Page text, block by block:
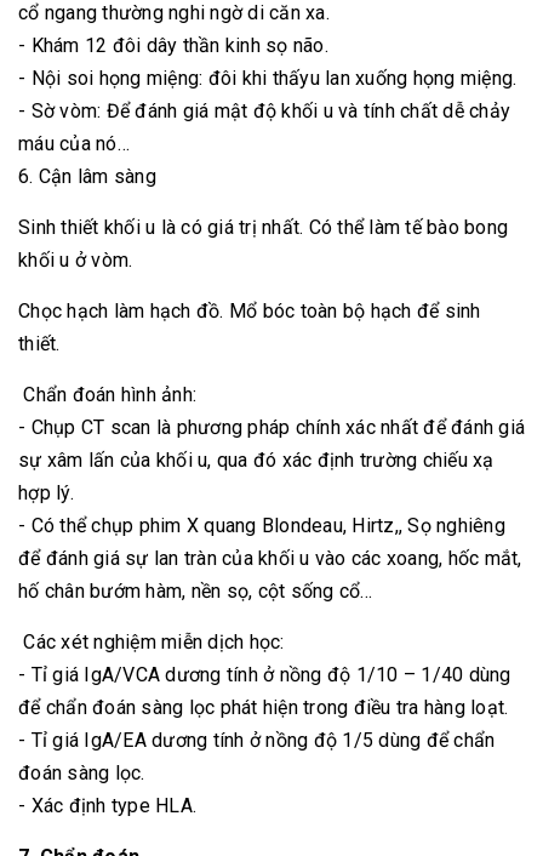
cổ ngang thường nghi ngờ di căn xa.
- Khám 12 đôi dây thần kinh sọ não.
- Nội soi họng miệng: đôi khi thấyu lan xuống họng miệng.
- Sờ vòm: Để đánh giá mật độ khối u và tính chất dễ chảy
máu của nó…
6. Cận lâm sàng
Sinh thiết khối u là có giá trị nhất. Có thể làm tế bào bong
khối u ở vòm.
Chọc hạch làm hạch đồ. Mổ bóc toàn bộ hạch để sinh
thiết.
Chẩn đoán hình ảnh:
- Chụp CT scan là phương pháp chính xác nhất để đánh giá
sự xâm lấn của khối u, qua đó xác định trường chiếu xạ
hợp lý.
- Có thể chụp phim X quang Blondeau, Hirtz,, Sọ nghiêng
để đánh giá sự lan tràn của khối u vào các xoang, hốc mắt,
hố chân bướm hàm, nền sọ, cột sống cổ…
Các xét nghiệm miễn dịch học:
- Tỉ giá IgA/VCA dương tính ở nồng độ 1/10 – 1/40 dùng
để chẩn đoán sàng lọc phát hiện trong điều tra hàng loạt.
- Tỉ giá IgA/EA dương tính ở nồng độ 1/5 dùng để chẩn
đoán sàng lọc.
- Xác định type HLA.